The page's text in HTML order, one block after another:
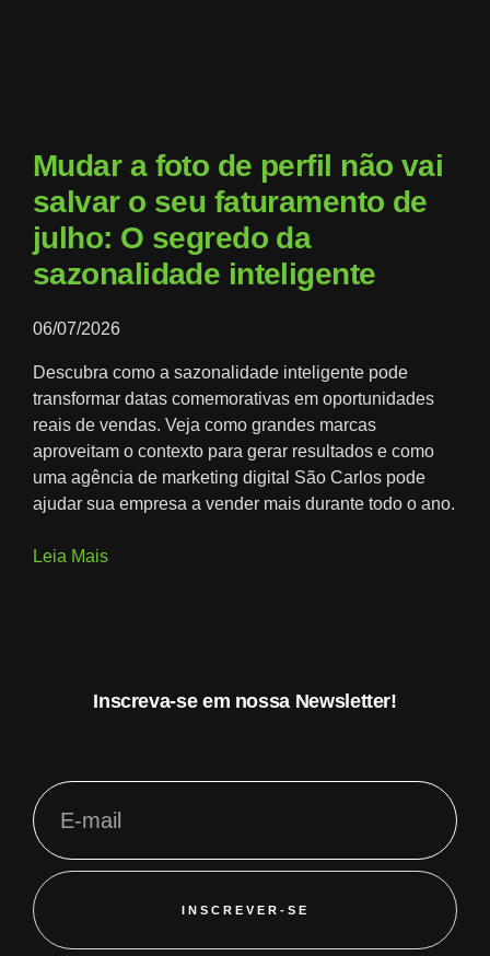
Mudar a foto de perfil não vai
salvar o seu faturamento de
julho: O segredo da
sazonalidade inteligente
06/07/2026
Descubra como a sazonalidade inteligente pode
transformar datas comemorativas em oportunidades
reais de vendas. Veja como grandes marcas
aproveitam o contexto para gerar resultados e como
uma agência de marketing digital São Carlos pode
ajudar sua empresa a vender mais durante todo o ano.
Leia Mais
Inscreva-se em nossa Newsletter!
INSCREVER-SE